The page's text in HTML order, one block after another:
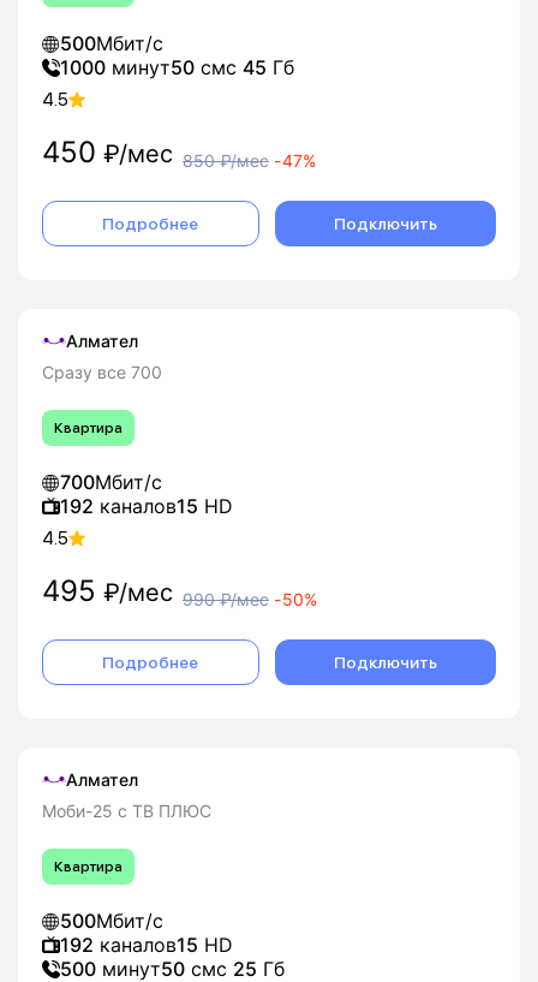
500Мбит/с
1000 минут50 смс 45 Гб
4.5
450 ₽/мес 850₽/мес -47%
Подробнее Подключить
Алмател
Сразу все 700
Квартира
700Мбит/с
192 каналов15 HD
4.5
495 ₽/мес 990₽/мес -50%
Подробнее Подключить
Алмател
Моби-25 с ТВ ПЛЮС
Квартира
500Мбит/с
192 каналов15 HD
500 минут50 смс 25 Гб